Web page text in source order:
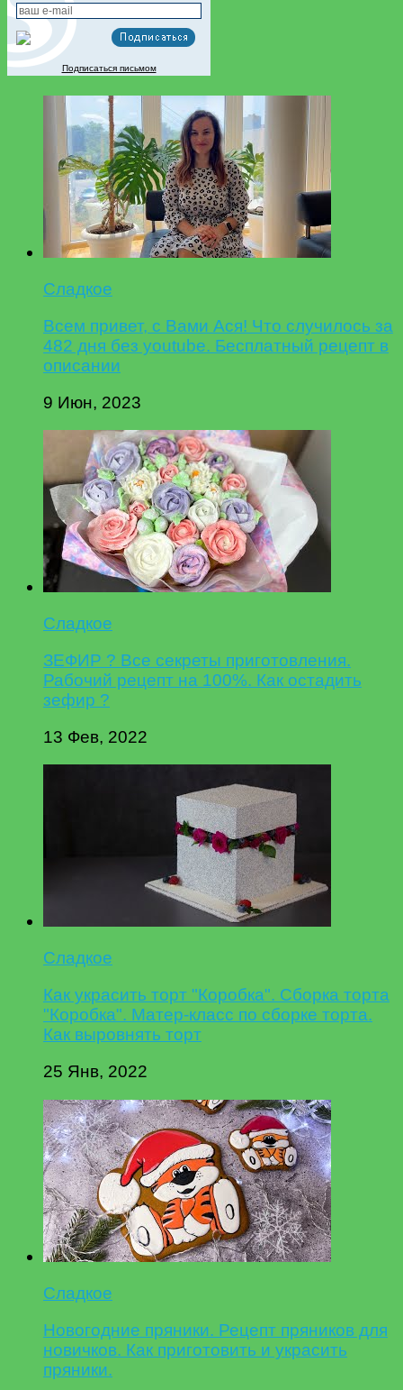
Подписаться письмом
Сладкое
Всем привет, с Вами Ася! Что случилось за
482 дня без youtube. Бесплатный рецепт в
описании
9 Июн, 2023
Сладкое
ЗЕФИР ? Все секреты приготовления.
Рабочий рецепт на 100%. Как остадить
зефир ?
13 Фев, 2022
Сладкое
Как украсить торт "Коробка". Сборка торта
"Коробка". Матер-класс по сборке торта.
Как выровнять торт
25 Янв, 2022
Сладкое
Новогодние пряники. Рецепт пряников для
новичков. Как приготовить и украсить
пряники.